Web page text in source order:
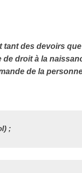
tant des devoirs
de droit à la
de la
;